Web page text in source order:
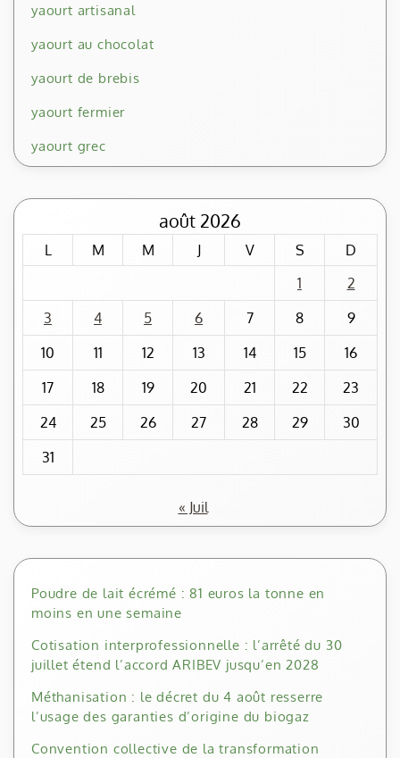
yaourt artisanal
yaourt au chocolat
yaourt de brebis
yaourt fermier
yaourt grec
août 2026
L M M J V S
D
1
2
3
4 5 6 7 8
9
10
11 12 13 14 15
16
17
18 19 20 21 22
23
24
25 26 27 28 29
30
31
« Juil
Poudre de lait écrémé : 81 euros la tonne en
moins en une semaine
Cotisation interprofessionnelle : l’arrêté du 30
juillet étend l’accord ARIBEV jusqu’en 2028
Méthanisation : le décret du 4 août resserre
l’usage des garanties d’origine du biogaz
Convention collective de la transformation